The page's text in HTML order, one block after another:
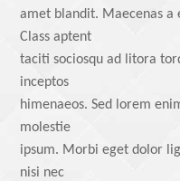
amet blandit. Maecenas
Class aptent
taciti sociosqu ad litora
inceptos
himenaeos. Sed lorem
molestie
ipsum. Morbi eget dolor
nisi nec